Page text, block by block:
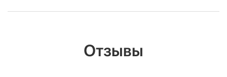
Отзывы